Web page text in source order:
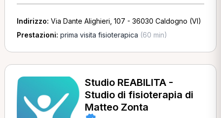
Indirizzo: Via Dante Alighieri, 107 - 36030 Caldogno (VI)
Prestazioni: prima visita fisioterapica (60 min)
Studio REABILITA -
Studio di fisioterapia di
Matteo Zonta